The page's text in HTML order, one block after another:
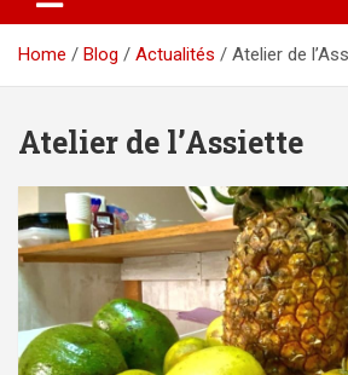
Home Blog Actualités Atelier de
Atelier de l’Assiette